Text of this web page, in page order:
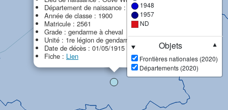
Département de naissance : 62 - Pas-de-Calais
Année de classe : 1900
Matricule : 2561
Grade : gendarme à cheval
Unité : 1re légion de gendarmerie (1re LG)
Date de décès : 01/05/1915
Fiche : Lien
1948
1957
ND
Objets
▼
Frontières nationales (2020)
Départements (2020)